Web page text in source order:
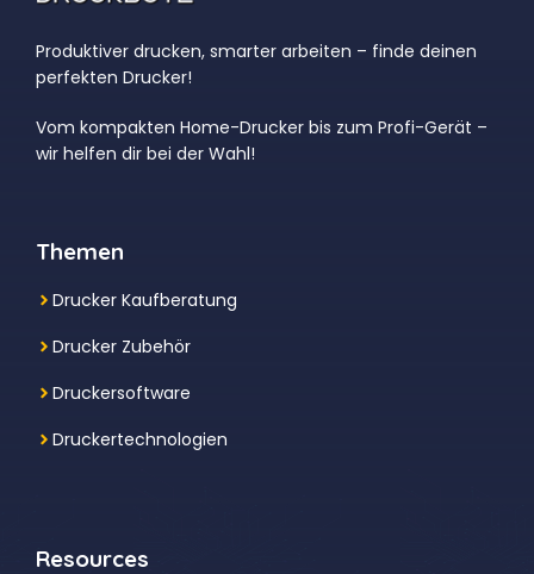
Produktiver drucken, smarter arbeiten – finde deinen
perfekten Drucker!
Vom kompakten Home-Drucker bis zum Profi-Gerät –
wir helfen dir bei der Wahl!
Themen
Drucker Kaufberatung
Drucker Zubehör
Druckersoftware
Druckertechnologien
Resources